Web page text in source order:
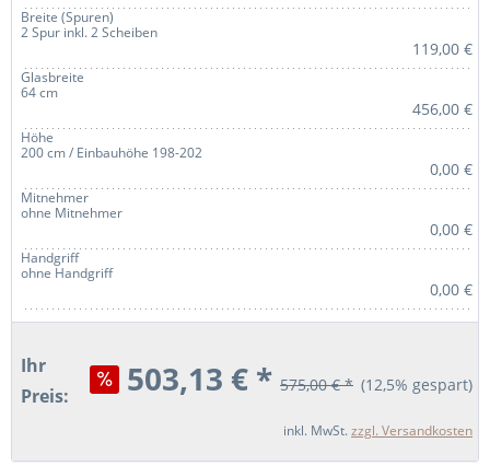
Breite (Spuren)
2 Spur inkl. 2 Scheiben
119,00 €
Glasbreite
64 cm
456,00 €
Höhe
200 cm / Einbauhöhe 198-202
0,00 €
Mitnehmer
ohne Mitnehmer
0,00 €
Handgriff
ohne Handgriff
0,00 €
Ihr
Preis:
503,13 € * 575,00 € * (12,5% gespart)
inkl. MwSt.zzgl. Versandkosten